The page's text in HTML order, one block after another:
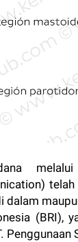
dalam
(BRI),